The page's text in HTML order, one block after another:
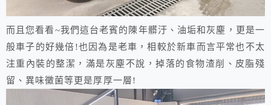
而且您看看~我們這台老賓的陳年髒汙、油垢和灰塵，更是一
般車子的好幾倍!也因為是老車，相較於新車而言平常也不太
注重內裝的整潔，滿是灰塵不說，掉落的食物渣削、皮脂殘
留、異味黴菌等更是厚厚一層!